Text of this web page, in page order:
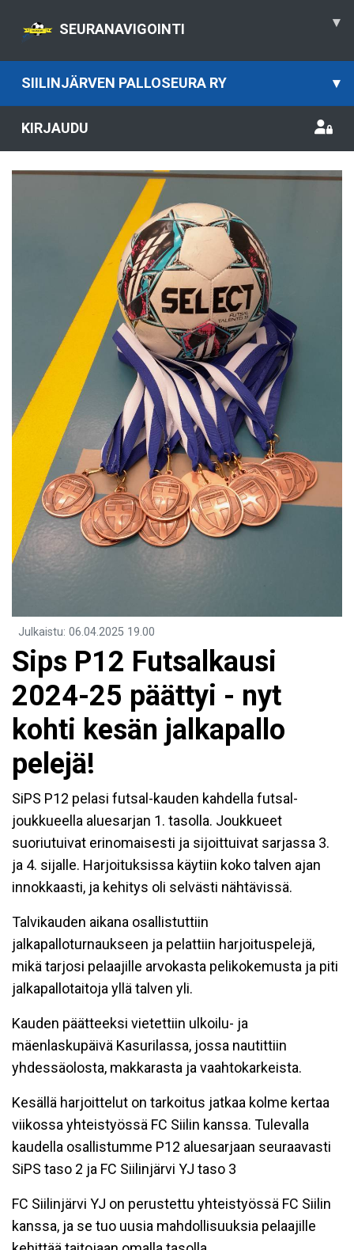
SEURANAVIGOINTI ▾
SIILINJÄRVEN PALLOSEURA RY ▾
KIRJAUDU
Julkaistu: 06.04.2025 19.00
Sips P12 Futsalkausi
2024-25 päättyi - nyt
kohti kesän jalkapallo
pelejä!
SiPS P12 pelasi futsal-kauden kahdella futsal-
joukkueella aluesarjan 1. tasolla. Joukkueet
suoriutuivat erinomaisesti ja sijoittuivat sarjassa 3.
ja 4. sijalle. Harjoituksissa käytiin koko talven ajan
innokkaasti, ja kehitys oli selvästi nähtävissä.
Talvikauden aikana osallistuttiin
jalkapalloturnaukseen ja pelattiin harjoituspelejä,
mikä tarjosi pelaajille arvokasta pelikokemusta ja piti
jalkapallotaitoja yllä talven yli.
Kauden päätteeksi vietettiin ulkoilu- ja
mäenlaskupäivä Kasurilassa, jossa nautittiin
yhdessäolosta, makkarasta ja vaahtokarkeista.
Kesällä harjoittelut on tarkoitus jatkaa kolme kertaa
viikossa yhteistyössä FC Siilin kanssa. Tulevalla
kaudella osallistumme P12 aluesarjaan seuraavasti
SiPS taso 2 ja FC Siilinjärvi YJ taso 3
FC Siilinjärvi YJ on perustettu yhteistyössä FC Siilin
kanssa, ja se tuo uusia mahdollisuuksia pelaajille